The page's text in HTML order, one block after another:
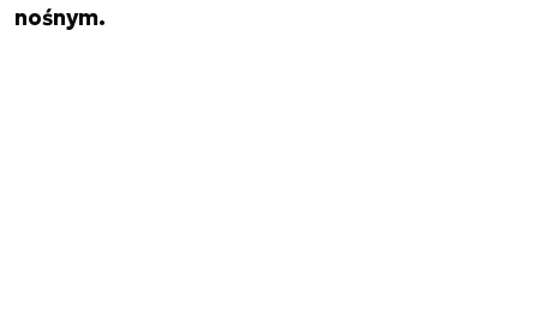
nośnym.